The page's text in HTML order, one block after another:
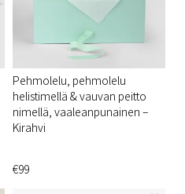
Pehmolelu, pehmolelu
helistimellä & vauvan peitto
nimellä, vaaleanpunainen –
Kirahvi
€99